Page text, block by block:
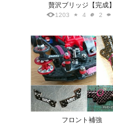
贅沢ブリッジ【完成】
1203 4 2
フロント補強